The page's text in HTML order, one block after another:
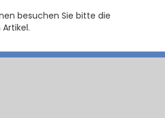
besuchen Sie bitte die